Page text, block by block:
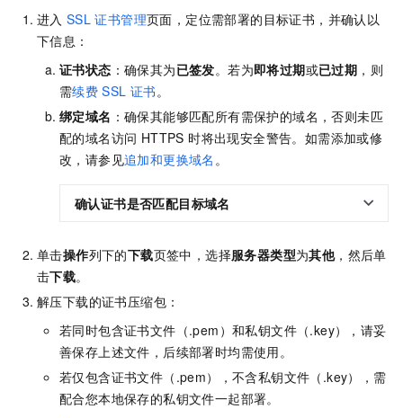
进入 SSL 证书管理页面，定位需部署的目标证书，并确认以
下信息：
证书状态 ：确保其为已签发。若为即将过期或已过期 ，则
需续费 SSL 证书 。
绑定域名 ：确保其能够匹配所有需保护的域名，否则未匹
配的域名访问 HTTPS 时将出现安全警告。如需添加或修
改，请参见追加和更换域名 。
确认证书是否匹配目标域名
单击操作列下的下载页签中，选择服务器类型为其他，然后单
击下载。
解压下载的证书压缩包：
若同时包含证书文件（.pem）和私钥文件（.key），请妥
善保存上述文件，后续部署时均需使用。
若仅包含证书文件（.pem），不含私钥文件（.key），需
配合您本地保存的私钥文件一起部署。